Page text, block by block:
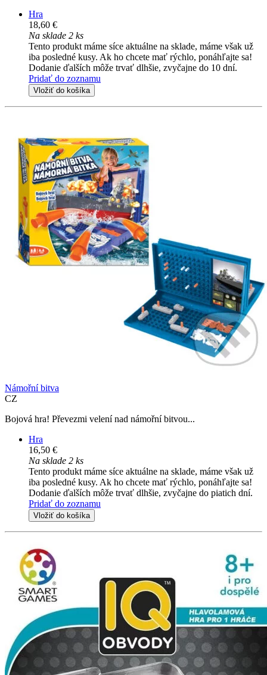
Hra
18,60 €
Na sklade 2 ks
Tento produkt máme síce aktuálne na sklade, máme však už
iba posledné kusy. Ak ho chcete mať rýchlo, ponáhľajte sa!
Dodanie ďalších môže trvať dlhšie, zvyčajne do 10 dní.
Pridať do zoznamu
Vložiť do košíka
Námořní bitva
CZ
Bojová hra! Převezmi velení nad námořní bitvou...
Hra
16,50 €
Na sklade 2 ks
Tento produkt máme síce aktuálne na sklade, máme však už
iba posledné kusy. Ak ho chcete mať rýchlo, ponáhľajte sa!
Dodanie ďalších môže trvať dlhšie, zvyčajne do piatich dní.
Pridať do zoznamu
Vložiť do košíka